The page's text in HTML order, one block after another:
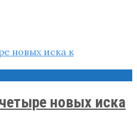
новых иска